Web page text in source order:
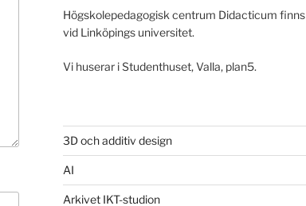
Högskolepedagogisk centrum Didacticum finns
vid Linköpings universitet.
Vi huserar i Studenthuset, Valla, plan5.
3D och additiv design
AI
Arkivet IKT-studion